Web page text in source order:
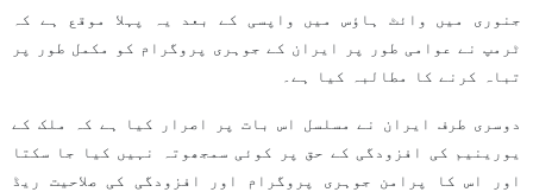
جنوری میں وائٹ ہاؤس میں واپسی کے بعد یہ پہلا موقع ہے کہ
ٹرمپ نے عوامی طور پر ایران کے جوہری پروگرام کو مکمل طور پر
تباہ کرنے کا مطالبہ کیا ہے۔
دوسری طرف ایران نے مسلسل اس بات پر اصرار کیا ہے کہ ملک کے
یورینیم کی افزودگی کے حق پر کوئی سمجھوتہ نہیں کیا جا سکتا
اور اس کا پرامن جوہری پروگرام اور افزودگی کی صلاحیت ریڈ